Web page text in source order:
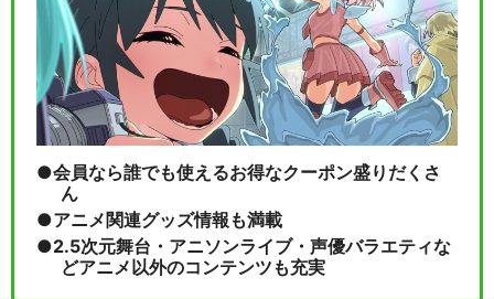
会員なら誰でも使えるお得なクーポン盛りだくさ
ん
アニメ関連グッズ情報も満載
2.5次元舞台・アニソンライブ・声優バラエティな
どアニメ以外のコンテンツも充実